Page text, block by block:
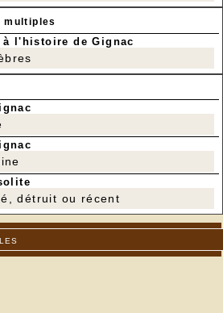
multiples
l'histoire de Gignac
détruit ou récent